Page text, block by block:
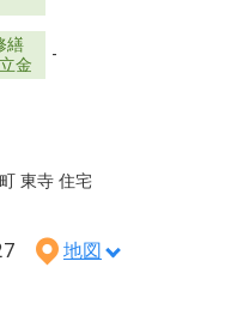
繕
金
-
東寺 住宅
地図